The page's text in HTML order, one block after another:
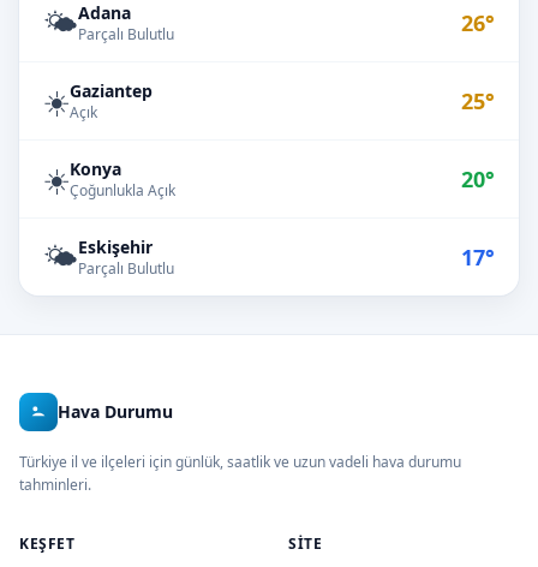
🌤️Adana
Parçalı Bulutlu 26°
☀️Gaziantep
Açık 25°
☀️Konya
Çoğunlukla Açık 20°
🌤️Eskişehir
Parçalı Bulutlu 17°
Hava Durumu
Türkiye il ve ilçeleri için günlük, saatlik ve uzun vadeli hava durumu
tahminleri.
KEŞFET SITE